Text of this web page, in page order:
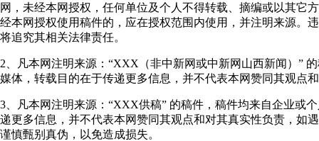
网，未经本网授权，任何单位及个人不得转载、摘编或以其它
经本网授权使用稿件的，应在授权范围内使用，并注明来源。
将追究其相关法律责任。
2、凡本网注明来源：“XXX（非中新网或中新网山西新闻）”
媒体，转载目的在于传递更多信息，并不代表本网赞同其观点
3、凡本网注明来源：“XXX供稿” 的稿件，稿件均来自企业或
递更多信息，并不代表本网赞同其观点和对其真实性负责，如
谨慎甄别真伪，以免造成损失。